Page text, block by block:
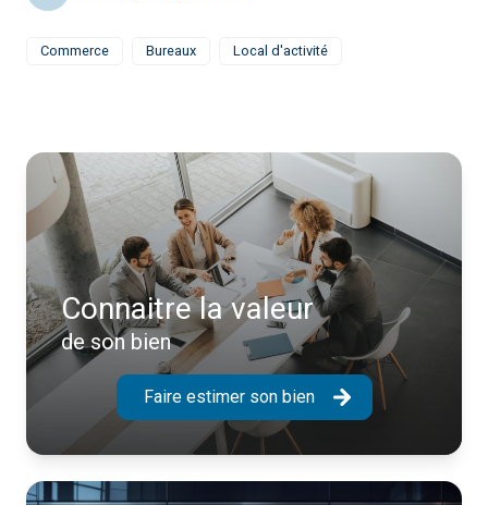
Commerce Bureaux Local d'activité
Connaitre la valeur
de son bien
Faire estimer son bien